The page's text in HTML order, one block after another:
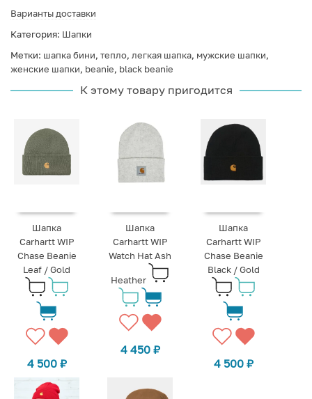
Варианты доставки
Категория: Шапки
Метки: шапка бини, тепло, легкая шапка, мужские шапки,
женские шапки, beanie, black beanie
К этому товару пригодится
Шапка
Carhartt WIP
Chase Beanie
Leaf / Gold
4 500 ₽
Шапка
Carhartt WIP
Watch Hat Ash
Heather
4 450 ₽
Шапка
Carhartt WIP
Chase Beanie
Black / Gold
4 500 ₽